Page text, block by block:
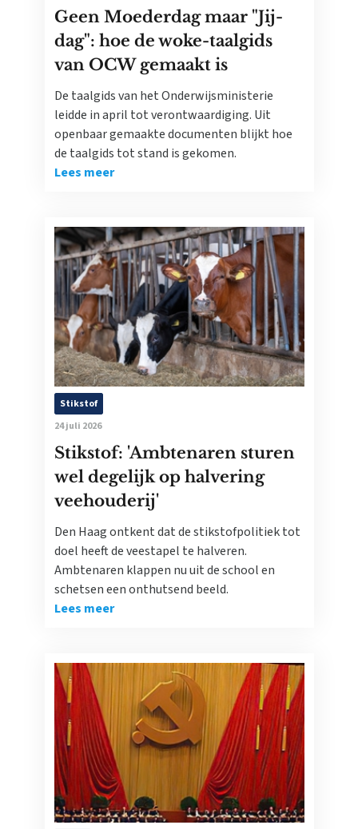
Geen Moederdag maar "Jij-
dag": hoe de woke-taalgids
van OCW gemaakt is
De taalgids van het Onderwijsministerie
leidde in april tot verontwaardiging. Uit
openbaar gemaakte documenten blijkt hoe
de taalgids tot stand is gekomen.
Lees meer
Stikstof
24 juli 2026
Stikstof: 'Ambtenaren sturen
wel degelijk op halvering
veehouderij'
Den Haag ontkent dat de stikstofpolitiek tot
doel heeft de veestapel te halveren.
Ambtenaren klappen nu uit de school en
schetsen een onthutsend beeld.
Lees meer